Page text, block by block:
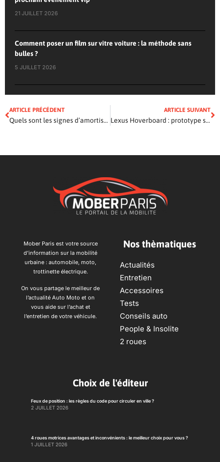
21 JUILLET 2026
Comment poser un film sur vitre voiture : la méthode sans
bulles ?
5 JUILLET 2026
ARTICLE PRÉCÉDENT
Quels sont les signes d’amortisseurs défectueux et comment les repérer lors de la conduite ?
ARTICLE SUIVANT
Lexus Hoverboard : prototype sans espoir de commercialisation
Mober Paris est votre source
d’information sur la mobilité
urbaine : automobile, moto,
trottinette électrique.
On vous partage le meilleur de
l’actualité Auto Moto et on
vous aide sur l’achat et
l’entretien de votre véhicule.
Nos thèmatiques
Actualités
Entretien
Accessoires
Tests
Conseils auto
People & Insolite
2 roues
Choix de l'éditeur
Feux de position : les règles du code pour circuler en ville ?
2 JUILLET 2026
4 roues motrices avantages et inconvénients : le meilleur choix pour vous ?
1 JUILLET 2026